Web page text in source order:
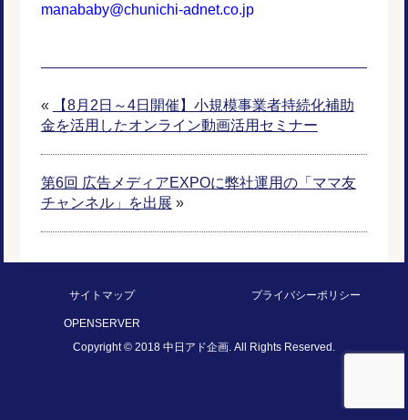
manababy@chunichi-adnet.co.jp
«
【8月2日～4日開催】小規模事業者持続化補助
金を活用したオンライン動画活用セミナー
第6回 広告メディアEXPOに弊社運用の「ママ友
チャンネル」を出展 »
サイトマップ プライバシーポリシー
OPENSERVER
Copyright © 2018 中日アド企画. All Rights Reserved.